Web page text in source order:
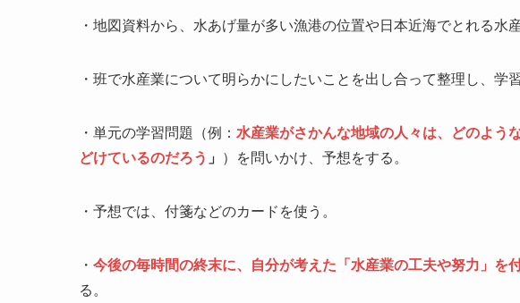
・地図資料から、水あげ量が多い漁港の位置や日本近海でとれる水
・班で水産業について明らかにしたいことを出し合って整理し、学
・単元の学習問題（例： 水産業がさかんな地域の人々は、どのよう
どけているのだろう 」 ）を問いかけ、予想をする。
・予想では、付箋などのカードを使う。
・ 今後の毎時間の終末に、自分が考えた「水産業の工夫や努力」を
る。